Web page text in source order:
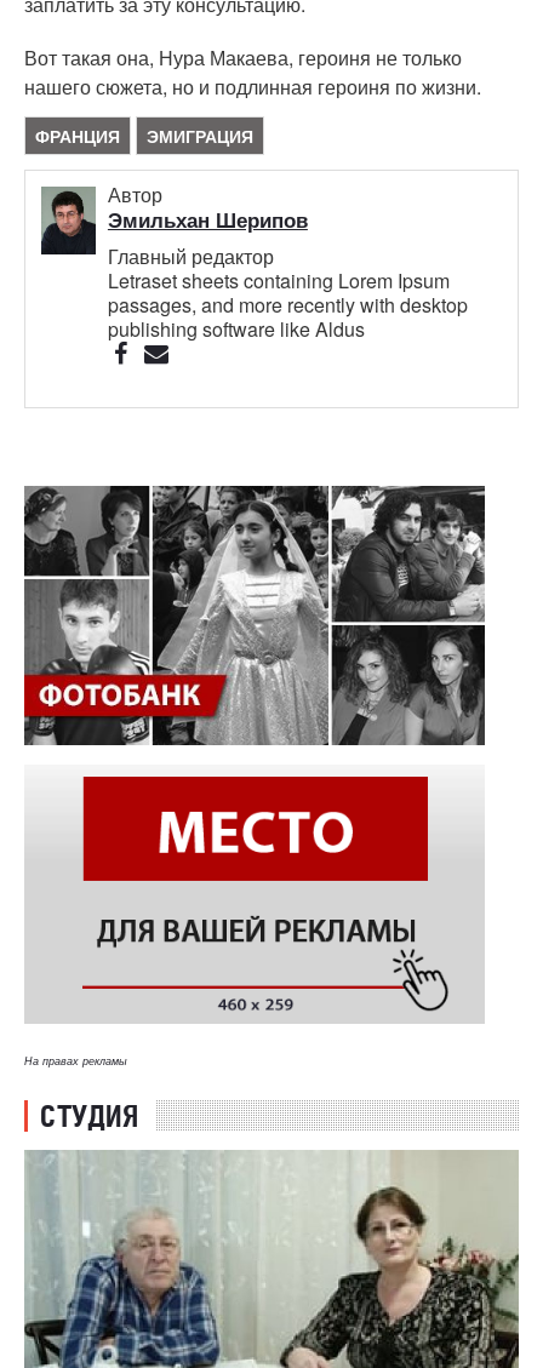
Вот такая она, Нура Макаева, героиня не только
нашего сюжета, но и подлинная героиня по жизни.
ФРАНЦИЯ ЭМИГРАЦИЯ
Автор
Эмильхан Шерипов
Главный редактор
Letraset sheets containing Lorem Ipsum
passages, and more recently with desktop
publishing software like Aldus
На правах рекламы
СТУДИЯ